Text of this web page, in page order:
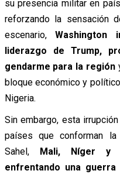
su presencia militar en
reforzando la sensación
escenario,
liderazgo de Trump,
gendarme para la región
bloque económico y
Nigeria.
Sin embargo, esta
países que conforman
Sahel,Mali, Níger y
enfrentando una